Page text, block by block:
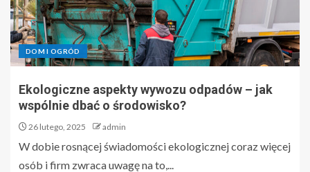
DOM I OGRÓD
Ekologiczne aspekty wywozu odpadów – jak
wspólnie dbać o środowisko?
26 lutego, 2025 admin
W dobie rosnącej świadomości ekologicznej coraz więcej
osób i firm zwraca uwagę na to,...